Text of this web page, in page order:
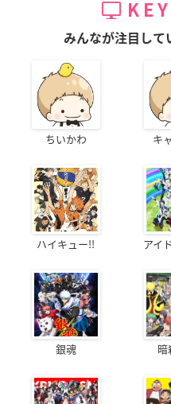
みんなが注目して
ちいかわ キ
ハイキュー!! アイ
銀魂 暗